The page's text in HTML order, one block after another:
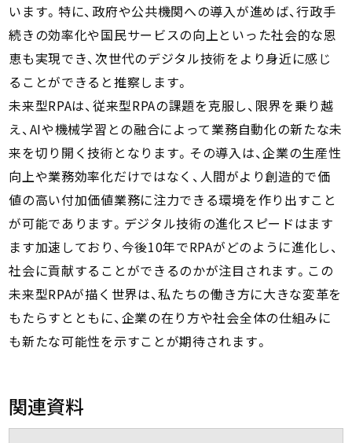
います。特に、政府や公共機関への導入が進めば、行政手
続きの効率化や国民サービスの向上といった社会的な恩
恵も実現でき、次世代のデジタル技術をより身近に感じ
ることができると推察します。
未来型RPAは、従来型RPAの課題を克服し、限界を乗り越
え、AIや機械学習との融合によって業務自動化の新たな未
来を切り開く技術となります。その導入は、企業の生産性
向上や業務効率化だけではなく、人間がより創造的で価
値の高い付加価値業務に注力できる環境を作り出すこと
が可能であります。デジタル技術の進化スピードはます
ます加速しており、今後10年でRPAがどのように進化し、
社会に貢献することができるのかが注目されます。この
未来型RPAが描く世界は、私たちの働き方に大きな変革を
もたらすとともに、企業の在り方や社会全体の仕組みに
も新たな可能性を示すことが期待されます。
関連資料